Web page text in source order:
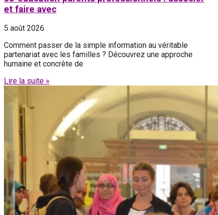
et faire avec
5 août 2026
Comment passer de la simple information au véritable
partenariat avec les familles ? Découvrez une approche
humaine et concrète de
Lire la suite »